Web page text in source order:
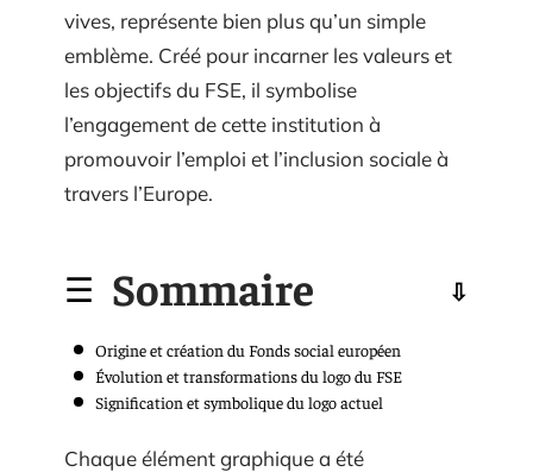
vives, représente bien plus qu’un simple
emblème. Créé pour incarner les valeurs et
les objectifs du FSE, il symbolise
l’engagement de cette institution à
promouvoir l’emploi et l’inclusion sociale à
travers l’Europe.
Sommaire
Origine et création du Fonds social européen
Évolution et transformations du logo du FSE
Signification et symbolique du logo actuel
Chaque élément graphique a été